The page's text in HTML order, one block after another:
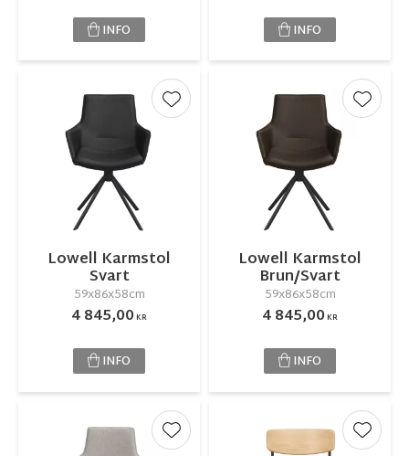
INFO INFO
Lowell Karmstol
Svart
59x86x58cm
4 845,00KR
Lägg till i favoriter
INFO
Lowell Karmstol
Brun/Svart
59x86x58cm
4 845,00KR
Lägg
INFO
Lägg till i favoriter Lägg